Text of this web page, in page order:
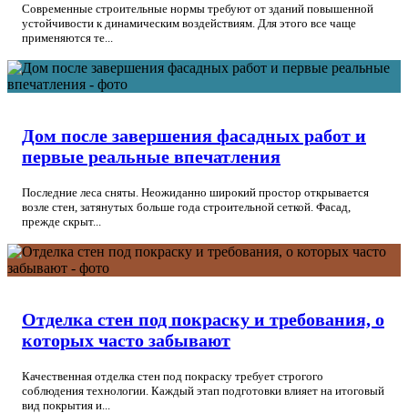
Современные строительные нормы требуют от зданий повышенной
устойчивости к динамическим воздействиям. Для этого все чаще
применяются те...
Дом после завершения фасадных работ и
первые реальные впечатления
Последние леса сняты. Неожиданно широкий простор открывается
возле стен, затянутых больше года строительной сеткой. Фасад,
прежде скрыт...
Отделка стен под покраску и требования, о
которых часто забывают
Качественная отделка стен под покраску требует строгого
соблюдения технологии. Каждый этап подготовки влияет на итоговый
вид покрытия и...